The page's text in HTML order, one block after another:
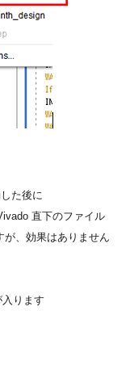
た後に
直下のファイル
が、効果はありません
ります